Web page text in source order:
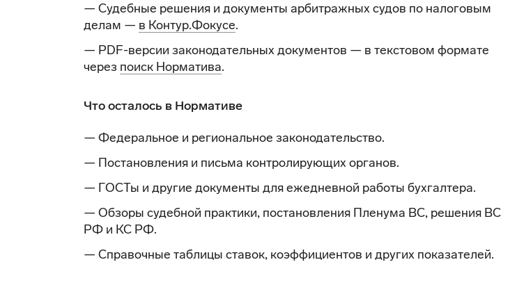
— Судебные решения и документы арбитражных судов по налоговым
делам — в Контур.Фокусе.
— PDF-версии законодательных документов — в текстовом формате
через поиск Норматива.
Что осталось в Нормативе
— Федеральное и региональное законодательство.
— Постановления и письма контролирующих органов.
— ГОСТы и другие документы для ежедневной работы бухгалтера.
— Обзоры судебной практики, постановления Пленума ВС, решения ВС
РФ и КС РФ.
— Справочные таблицы ставок, коэффициентов и других показателей.